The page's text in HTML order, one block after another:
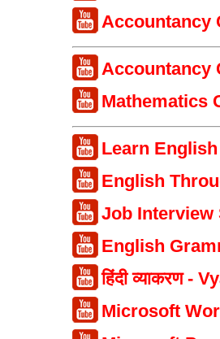
Accountancy
Accountancy
Mathematics
Learn English
English
Job Interview
English
हिंदी व्याकरण -
Microsoft